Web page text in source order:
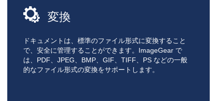
変換
ドキュメントは、標準のファイル形式に変換すること
で、安全に管理することができます。ImageGear で
は、PDF、JPEG、BMP、GIF、TIFF、PS などの一般
的なファイル形式の変換をサポートします。